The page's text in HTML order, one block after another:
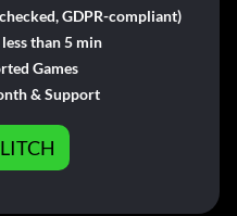
GDPR-compliant)
than 5 min
Games
& Support